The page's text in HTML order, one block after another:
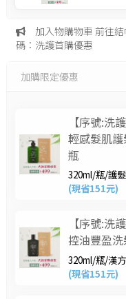
加入物購物車 前往
碼：洗護首購優惠
加購限定優惠
【序號:洗
輕感髮肌
瓶
320ml/瓶/護
(現省151元)
【序號:洗
控油豐盈
320ml/瓶/漢
(現省151元)